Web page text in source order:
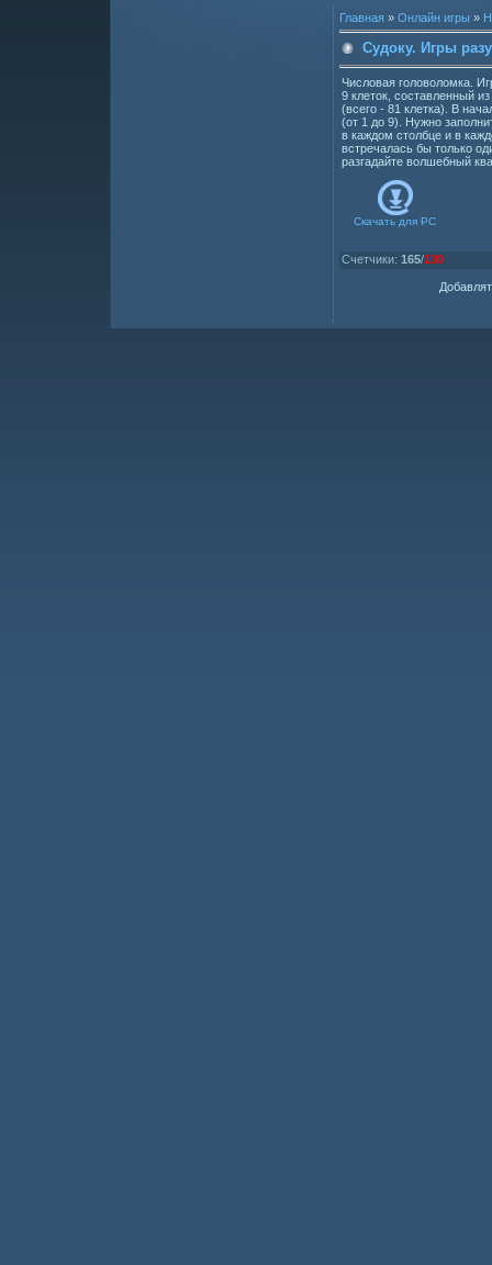
Главная » Онлайн игры »
Судоку. Игры
Числовая головоломка.
9 клеток, составленный
(всего - 81 клетка). В
(от 1 до 9). Нужно
в каждом столбце и в
встречалась бы только
разгадайте волшебный
Скачать для PC
Счетчики: 165/130